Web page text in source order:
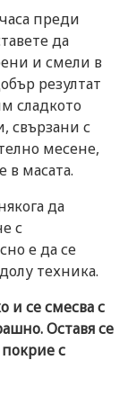
преди
да
и смели в
резултат
сладкото
свързани с
месене,
в масата.
да
с
е да се
техника.
и се смесва с
Оставя се
покрие с